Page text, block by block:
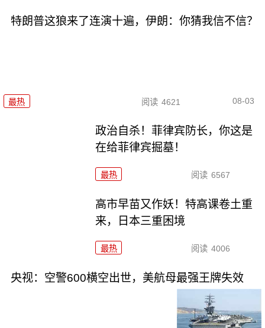
特朗普这狼来了连演十遍，伊朗：你猜我信不信？
最热 阅读 4621 08-03
政治自杀！菲律宾防长，你这是
在给菲律宾掘墓！
最热 阅读 6567
高市早苗又作妖！特高课卷土重
来，日本三重困境
最热 阅读 4006
央视：空警600横空出世，美航母最强王牌失效